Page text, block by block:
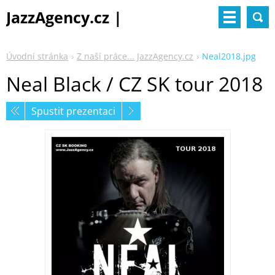
JazzAgency.cz |
Úvodní stránka Z naší práce... JazzAgency.cz Neal2018.jpg
Neal Black / CZ SK tour 2018
Spustit prezentaci